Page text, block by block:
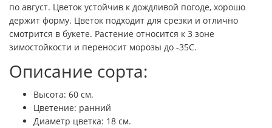
по август. Цветок устойчив к дождливой погоде, хорошо
держит форму. Цветок подходит для срезки и отлично
смотрится в букете. Растение относится к 3 зоне
зимостойкости и переносит морозы до -35С.
Описание сорта:
Высота: 60 см.
Цветение: ранний
Диаметр цветка: 18 см.